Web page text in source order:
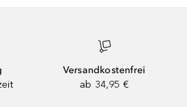
Versandkostenfrei
ab 34,95 €